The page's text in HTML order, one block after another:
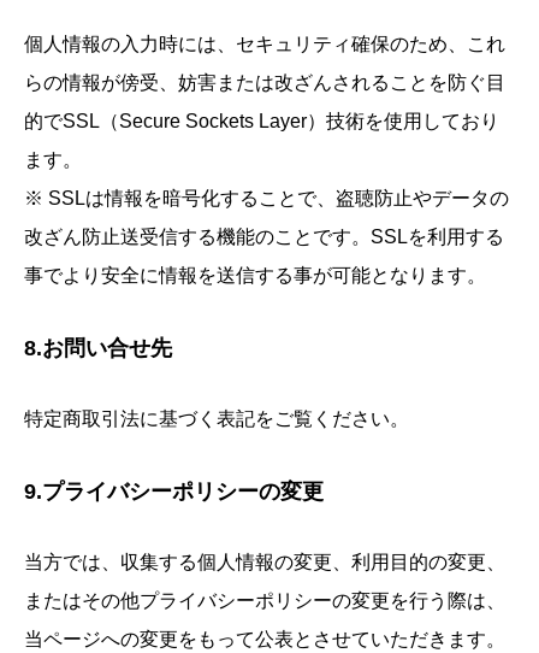
個人情報の入力時には、セキュリティ確保のため、これ
らの情報が傍受、妨害または改ざんされることを防ぐ目
的でSSL（Secure Sockets Layer）技術を使用しており
ます。
※ SSLは情報を暗号化することで、盗聴防止やデータの
改ざん防止送受信する機能のことです。SSLを利用する
事でより安全に情報を送信する事が可能となります。
8.お問い合せ先
特定商取引法に基づく表記をご覧ください。
9.プライバシーポリシーの変更
当方では、収集する個人情報の変更、利用目的の変更、
またはその他プライバシーポリシーの変更を行う際は、
当ページへの変更をもって公表とさせていただきます。